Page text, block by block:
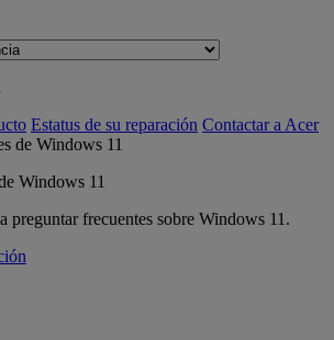
Estatus de su reparación Contactar a Acer
Windows 11
preguntar frecuentes sobre Windows 11.